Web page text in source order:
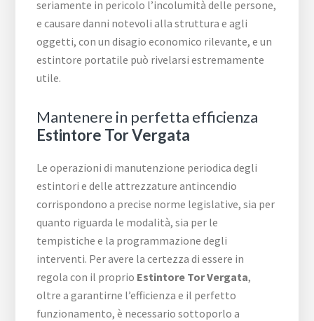
seriamente in pericolo l’incolumità delle persone,
e causare danni notevoli alla struttura e agli
oggetti, con un disagio economico rilevante, e un
estintore portatile può rivelarsi estremamente
utile.
Mantenere in perfetta efficienza
Estintore Tor Vergata
Le operazioni di manutenzione periodica degli
estintori e delle attrezzature antincendio
corrispondono a precise norme legislative, sia per
quanto riguarda le modalità, sia per le
tempistiche e la programmazione degli
interventi. Per avere la certezza di essere in
regola con il proprio Estintore Tor Vergata,
oltre a garantirne l’efficienza e il perfetto
funzionamento, è necessario sottoporlo a